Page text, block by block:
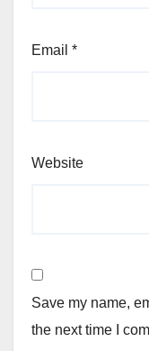
Email *
Website
Save my name,
the next time I